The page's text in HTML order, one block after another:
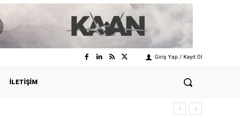
Giriş Yap / Kayıt Ol
İLETIŞIM